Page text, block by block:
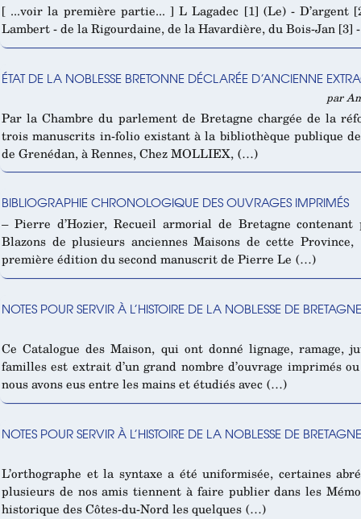
[ ...voir la première partie... ] L Lagadec [1] (Le) - D’argent
Lambert - de la Rigourdaine, de la Havardière, du Bois-Jan [3]
ÉTAT DE LA NOBLESSE BRETONNE DÉCLARÉE D’ANCIENNE
par
Par la Chambre du parlement de Bretagne chargée de la
trois manuscrits in-folio existant à la bibliothèque publique
de Grenédan, à Rennes, Chez MOLLIEX, (…)
BIBLIOGRAPHIE CHRONOLOGIQUE DES OUVRAGES IMPRIMÉS
– Pierre d’Hozier, Recueil armorial de Bretagne
Blazons de plusieurs anciennes Maisons de cette
première édition du second manuscrit de Pierre Le (…)
NOTES POUR SERVIR À L’HISTOIRE DE LA NOBLESSE DE
Ce Catalogue des Maison, qui ont donné lignage, ramage,
familles est extrait d’un grand nombre d’ouvrage imprimés
nous avons eus entre les mains et étudiés avec (…)
NOTES POUR SERVIR À L’HISTOIRE DE LA NOBLESSE DE
L’orthographe et la syntaxe a été uniformisée, certaines
plusieurs de nos amis tiennent à faire publier dans les
historique des Côtes-du-Nord les quelques (…)